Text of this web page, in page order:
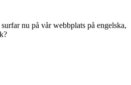
nu på vår webbplats på engelska,